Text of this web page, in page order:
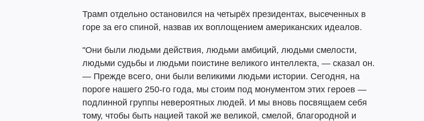
Трамп отдельно остановился на четырёх президентах, высеченных в
горе за его спиной, назвав их воплощением американских идеалов.
"Они были людьми действия, людьми амбиций, людьми смелости,
людьми судьбы и людьми поистине великого интеллекта, — сказал он.
— Прежде всего, они были великими людьми истории. Сегодня, на
пороге нашего 250-го года, мы стоим под монументом этих героев —
подлинной группы невероятных людей. И мы вновь посвящаем себя
тому, чтобы быть нацией такой же великой, смелой, благородной и